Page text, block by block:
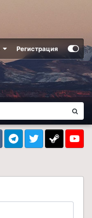
Регистрация
TelegramTwitter Steam